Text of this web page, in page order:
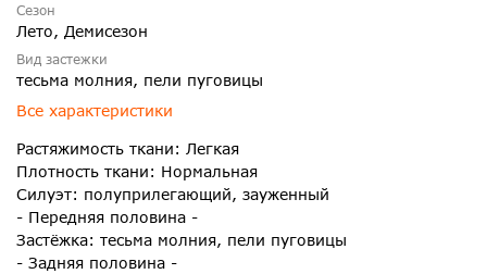
Сезон
Лето, Демисезон
Вид застежки
тесьма молния, пели пуговицы
Все характеристики
Растяжимость ткани: Легкая
Плотность ткани: Нормальная
Силуэт: полуприлегающий, зауженный
- Передняя половина -
Застёжка: тесьма молния, пели пуговицы
- Задняя половина -